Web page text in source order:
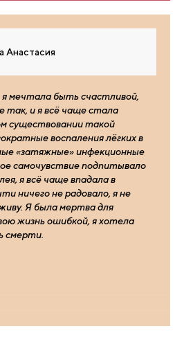
Анастасия
я мечтала быть счастливой,
и я всё чаще стала
существовании такой
воспаления лёгких в
«затяжные» инфекционные
самочувствие подпитывало
я всё чаще впадала в
ничего не радовало, я не
Я была мертва для
жизнь ошибкой, я хотела
смерти.